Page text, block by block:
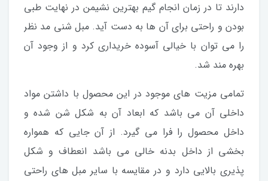
دارند تا در زمان انجام گیم بهترین نشیمن در نهایت طبی
بودن و راحتی برای آن ها به دست آید. مبل شنی مد نظر
را می توان با خیالی آسوده خریداری کرد و از وجود آن
بهره مند شد.
تمامی مزیت های موجود در این محصول با داشتن مواد
داخلی آن می باشد که ابعاد آن به شکل شن شده و
داخل محصول را فرا می گیرد. از آن جایی که همواره
بخشی از داخل بدنه خالی می باشد انعطاف و شکل
پذیری بالایی دارد و در مقایسه با سایر مبل های راحتی